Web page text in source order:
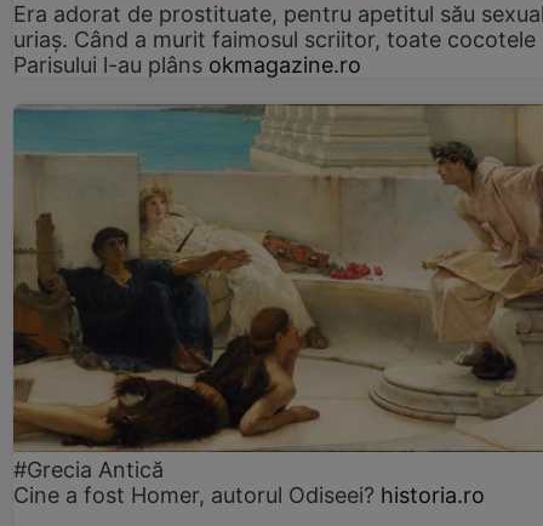
Era adorat de prostituate, pentru apetitul său
uriaș. Când a murit faimosul scriitor, toate cocotele
Parisului l-au plâns okmagazine.ro
#Grecia Antică
Cine a fost Homer, autorul Odiseei? historia.ro